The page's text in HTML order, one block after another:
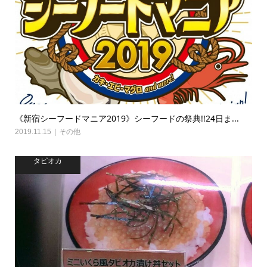
《新宿シーフードマニア2019》シーフードの祭典!!24日ま...
2019.11.15 その他
タピオカ